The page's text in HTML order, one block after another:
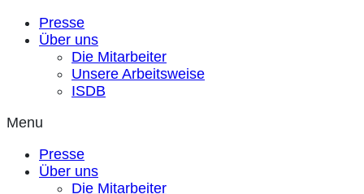
Presse
Über uns
Die Mitarbeiter
Unsere Arbeitsweise
ISDB
Menu
Presse
Über uns
Die Mitarbeiter